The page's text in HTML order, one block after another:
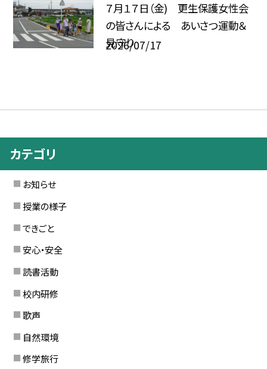
７月１７日（金) 更生保護女性会
の皆さんによる あいさつ運動＆
見守り
2026/07/17
カテゴリ
お知らせ
授業の様子
できごと
安心・安全
読書活動
校内研修
歌声
自然環境
修学旅行